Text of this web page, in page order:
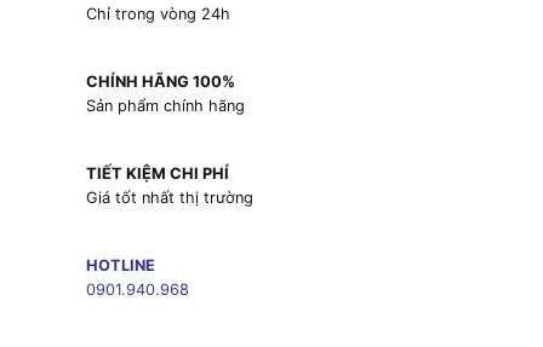
Chỉ trong vòng 24h
CHÍNH HÃNG 100%
Sản phẩm chính hãng
TIẾT KIỆM CHI PHÍ
Giá tốt nhất thị trường
HOTLINE
0901.940.968